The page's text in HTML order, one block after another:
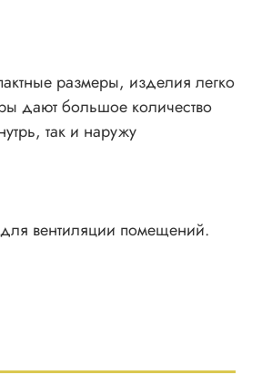
размеры, изделия легко
дают большое количество
так и наружу
вентиляции помещений.